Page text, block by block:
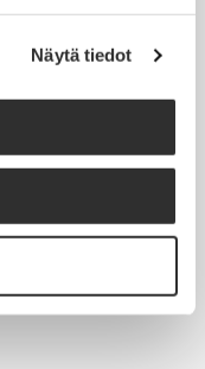
Näytä tiedot
hengellisessä